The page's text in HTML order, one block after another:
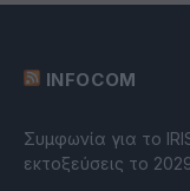
INFOCOM
Συμφωνία για το
εκτοξεύσεις το